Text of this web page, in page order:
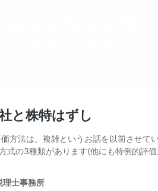
と株特はずし
方法は、複雑というお話を以前させ
式の3種類があります(他にも特例的評
理士事務所